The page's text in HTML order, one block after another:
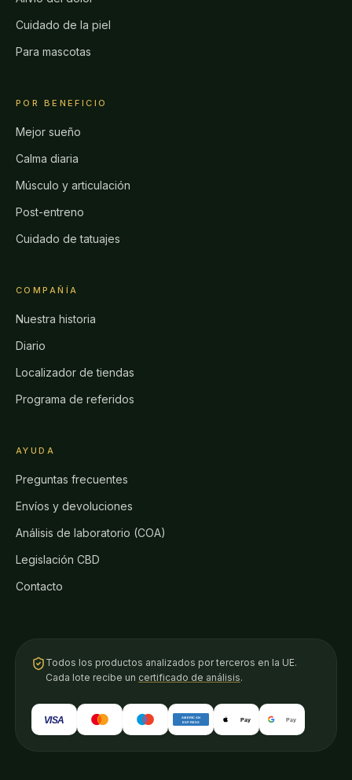
Cuidado de la piel
Para mascotas
POR BENEFICIO
Mejor sueño
Calma diaria
Músculo y articulación
Post-entreno
Cuidado de tatuajes
COMPAÑÍA
Nuestra historia
Diario
Localizador de tiendas
Programa de referidos
AYUDA
Preguntas frecuentes
Envíos y devoluciones
Análisis de laboratorio (COA)
Legislación CBD
Contacto
Todos los productos analizados por terceros en la UE.
Cada lote recibe un certificado de análisis.
VISA AMERICAN
EXPRESS Pay Pay